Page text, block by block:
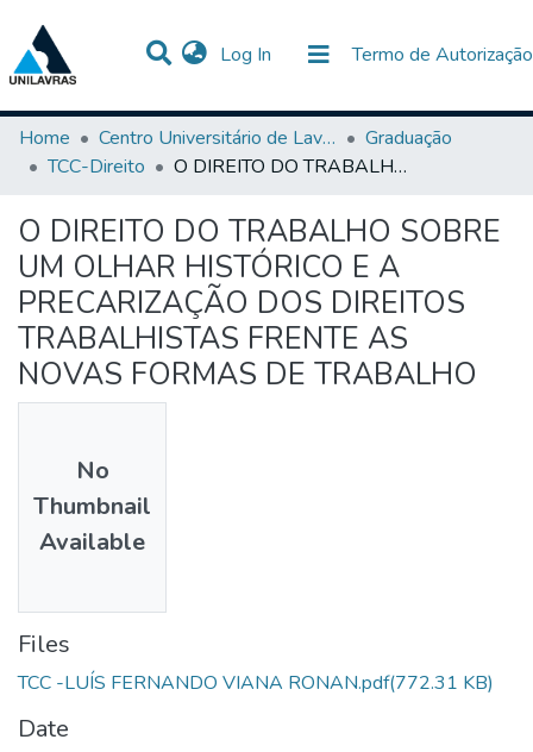
Log In (current) Termo de Autorização
Communities & Collections
Statistics
All of DSpace
Home
Centro Universitário de Lavras-UNILAVRAS
Graduação
TCC-Direito
O DIREITO DO TRABALHO SOBRE UM OLHAR HISTÓRICO E A PRECARIZAÇÃO DOS DIREITOS TRABALHISTAS FRENTE AS NOVAS FORMAS DE TRABALHO
O DIREITO DO TRABALHO SOBRE
UM OLHAR HISTÓRICO E A
PRECARIZAÇÃO DOS DIREITOS
TRABALHISTAS FRENTE AS
NOVAS FORMAS DE TRABALHO
No
Thumbnail
Available
Files
TCC -LUÍS FERNANDO VIANA RONAN.pdf(772.31 KB)
Date